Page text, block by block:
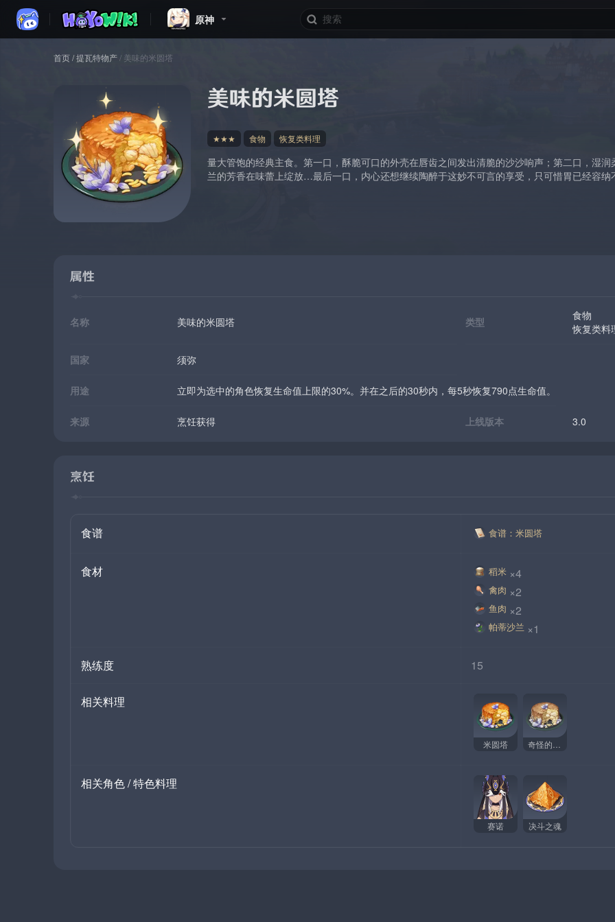
原神
首页/提瓦特物产/ 美味的米圆塔
美味的米圆塔
★★★ 食物 恢复类料理
量大管饱的经典主食。第一口，酥脆可口的外壳在唇齿之间发出清脆的沙沙响声；第二口，湿
兰的芳香在味蕾上绽放…最后一口，内心还想继续陶醉于这妙不可言的享受，只可惜胃已经容
属性
名称 美味的米圆塔 类型
食物
恢复类料
国家 须弥
用途 立即为选中的角色恢复生命值上限的30%。并在之后的30秒内，每5秒恢复790点生命值。
来源 烹饪获得 上线版本 3.0
烹饪
食谱 食谱：米圆塔
食材 稻米 ×4
禽肉 ×2
鱼肉 ×2
帕蒂沙兰 ×1
熟练度 15
相关料理
米圆塔
相关角色 / 特色料理
赛诺 决斗之魂